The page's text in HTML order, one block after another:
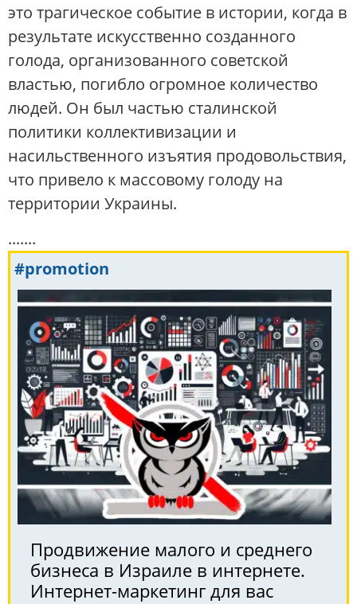
это трагическое событие в истории, когда в
результате искусственно созданного
голода, организованного советской
властью, погибло огромное количество
людей. Он был частью сталинской
политики коллективизации и
насильственного изъятия продовольствия,
что привело к массовому голоду на
территории Украины.
.......
#promotion
Продвижение малого и среднего
бизнеса в Израиле в интернете.
Интернет-маркетинг для вас